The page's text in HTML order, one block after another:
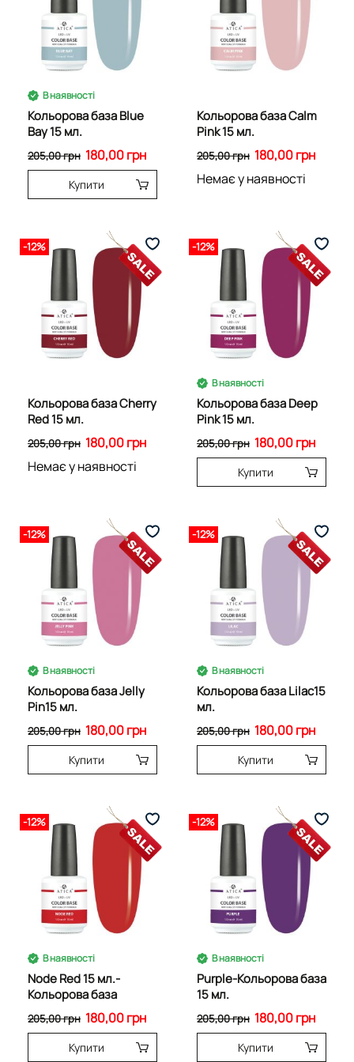
В наявності
Кольорова база Blue
Bay 15 мл.
180,00 грн
205,00 грн
Купити
Кольорова база Calm
Pink 15 мл.
180,00 грн
205,00 грн
Немає у наявності
-12%
Кольорова база Cherry
Red 15 мл.
180,00 грн
205,00 грн
Немає у наявності
-12%
В наявності
Кольорова база Deep
Pink 15 мл.
180,00 грн
205,00 грн
Купити
-12%
В наявності
Кольорова база Jelly
Pin15 мл.
180,00 грн
205,00 грн
Купити
-12%
В наявності
Кольорова база Lilac15
мл.
180,00 грн
205,00 грн
Купити
-12%
В наявності
Node Red 15 мл.-
Кольорова база
180,00 грн
205,00 грн
Купити
-12%
В наявності
Purple-Кольорова база
15 мл.
180,00 грн
205,00 грн
Купити